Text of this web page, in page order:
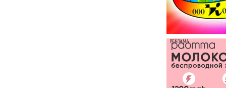
РЕКЛАМА